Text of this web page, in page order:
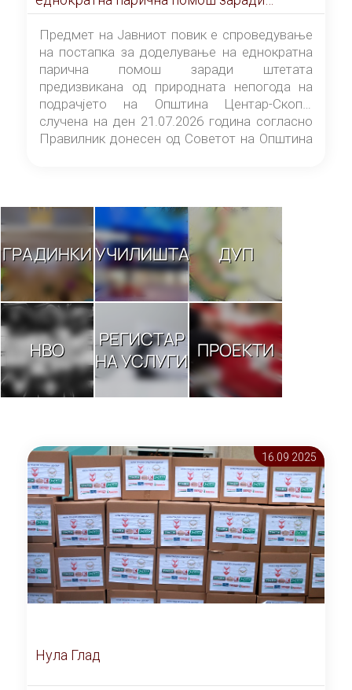
штетата предизвикана од природната
непогода на подрачјето на Општина
Центар-Скопје случена на ден 21.07.2026
година
Предмет на Јавниот повик е спроведување
на постапка за доделување на еднократна
парична помош заради штетата
предизвикана од природната непогода на
подрачјето на Општина Центар-Скопје
случена на ден 21.07.2026 година согласно
Правилник донесен од Советот на Општина
ГРАДИНКИУЧИЛИШТА ДУП
НВО
РЕГИСТАР
НА УСЛУГИ ПРОЕКТИ
16.09 2025
Нула Глад